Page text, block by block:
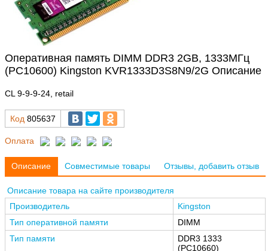
Оперативная память DIMM DDR3 2GB, 1333МГц
(PC10600) Kingston KVR1333D3S8N9/2G Описание
CL 9-9-9-24, retail
Код 805637
Оплата
Описание Совместимые товары Отзывы, добавить отзыв
Описание товара на сайте производителя
Производитель
Kingston
Тип оперативной памяти
DIMM
Тип памяти
DDR3 1333
(РС10660)